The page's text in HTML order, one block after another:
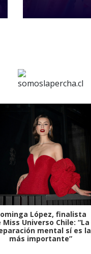
López, finalista
Miss Universo Chile: “La
mental sí es la
más importante”